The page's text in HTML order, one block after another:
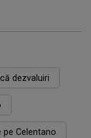
dezvaluiri
pe Celentano